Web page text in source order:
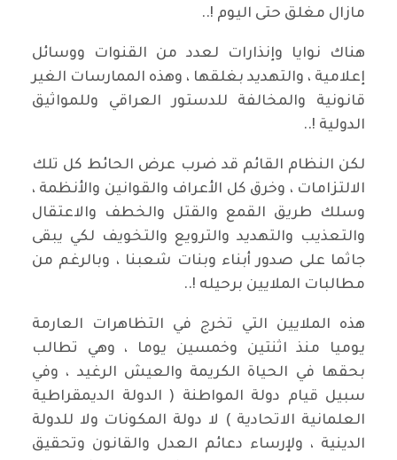
مازال مغلق حتى اليوم !..
هناك نوايا وإنذارات لعدد من القنوات ووسائل
إعلامية ، والتهديد بغلقها ، وهذه الممارسات الغير
قانونية والمخالفة للدستور العراقي وللمواثيق
الدولية !..
لكن النظام القائم قد ضرب عرض الحائط كل تلك
الالتزامات ، وخرق كل الأعراف والقوانين والأنظمة ،
وسلك طريق القمع والقتل والخطف والاعتقال
والتعذيب والتهديد والترويع والتخويف لكي يبقى
جاثما على صدور أبناء وبنات شعبنا ، وبالرغم من
مطالبات الملايين برحيله !..
هذه الملايين التي تخرج في التظاهرات العارمة
يوميا منذ اثنتين وخمسين يوما ، وهي تطالب
بحقها في الحياة الكريمة والعيش الرغيد ، وفي
سبيل قيام دولة المواطنة ( الدولة الديمقراطية
العلمانية الاتحادية ) لا دولة المكونات ولا للدولة
الدينية ، ولإرساء دعائم العدل والقانون وتحقيق